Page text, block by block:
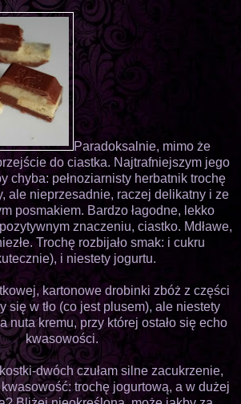
Paradoksalnie, mimo że
do ciastka. Najtrafniejszym jego
chyba: pełnoziarnisty herbatnik trochę
ale nieprzesadnie, raczej delikatny i ze
posmakiem. Bardzo łagodne, lekko
znaczeniu, ciastko. Mdławe,
Trochę rozbijało smak: i cukru
i niestety jogurtu.
kartonowe drobinki zbóż z części
się w tło (co jest plusem), ale niestety
nuta kremu, przy której ostało się echo
kwasowości.
dwóch czułam silne zacukrzenie,
trochę jogurtową, a w dużej